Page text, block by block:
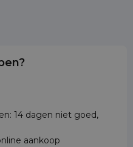
14 dagen niet goed,
aankoop